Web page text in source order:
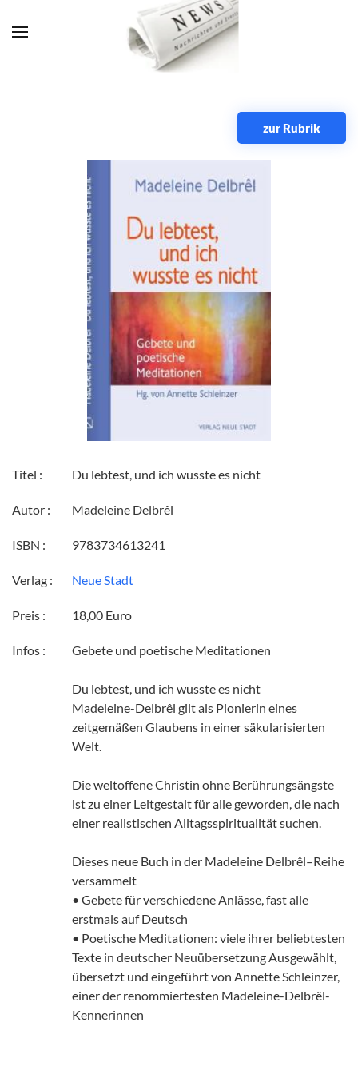
Zum Hauptinhalt springen
zur Rubrik
Titel : Du lebtest, und ich wusste es nicht
Autor : Madeleine Delbrêl
ISBN : 9783734613241
Verlag : Neue Stadt
Preis : 18,00 Euro
Infos : Gebete und poetische Meditationen
Du lebtest, und ich wusste es nicht
Madeleine-Delbrêl gilt als Pionierin eines
zeitgemäßen Glaubens in einer säkularisierten
Welt.
Die weltoffene Christin ohne Berührungsängste
ist zu einer Leitgestalt für alle geworden, die nach
einer realistischen Alltagsspiritualität suchen.
Dieses neue Buch in der Madeleine Delbrêl–Reihe
versammelt
• Gebete für verschiedene Anlässe, fast alle
erstmals auf Deutsch
• Poetische Meditationen: viele ihrer beliebtesten
Texte in deutscher Neuübersetzung Ausgewählt,
übersetzt und eingeführt von Annette Schleinzer,
einer der renommiertesten Madeleine-Delbrêl-
Kennerinnen